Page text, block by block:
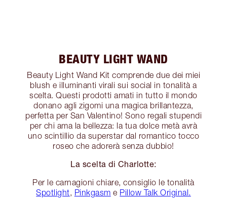
BEAUTY LIGHT WAND
Beauty Light Wand Kit comprende due dei miei
blush e illuminanti virali sui social in tonalità a
scelta. Questi prodotti amati in tutto il mondo
donano agli zigomi una magica brillantezza,
perfetta per San Valentino! Sono regali stupendi
per chi ama la bellezza: la tua dolce metà avrà
uno scintillio da superstar dal romantico tocco
roseo che adorerà senza dubbio!
La scelta di Charlotte:
Per le carnagioni chiare, consiglio le tonalità
Spotlight, Pinkgasm e Pillow Talk Original.